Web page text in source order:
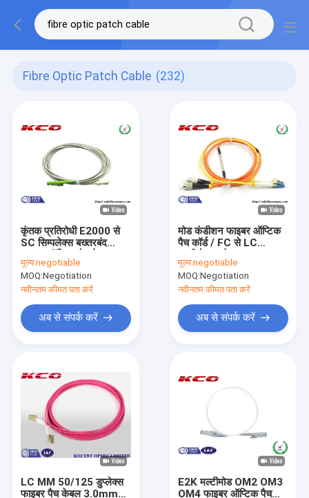
Fibre Optic Patch Cable (232)
कृंतक प्रतिरोधी E2000 से
SC सिम्पलेक्स बख्तरबंद
बख्तरबंद पैच कॉर्ड जंपर
मूल्य:negotiable
MOQ:Negotiation
नवीनतम कीमत पता करें
अब से संपर्क करें
मोड कंडीशन फाइबर ऑप्टिक
पैच कॉर्ड / FC से LC
ऑप्टिक पैच केबल
मूल्य:negotiable
MOQ:Negotiation
नवीनतम कीमत पता करें
अब से संपर्क करें
LC MM 50/125 डुप्लेक्स
फाइबर पैच केबल 3.0mm
E2K मल्टीमोड OM2 OM3
OM4 फाइबर ऑप्टिक पैच